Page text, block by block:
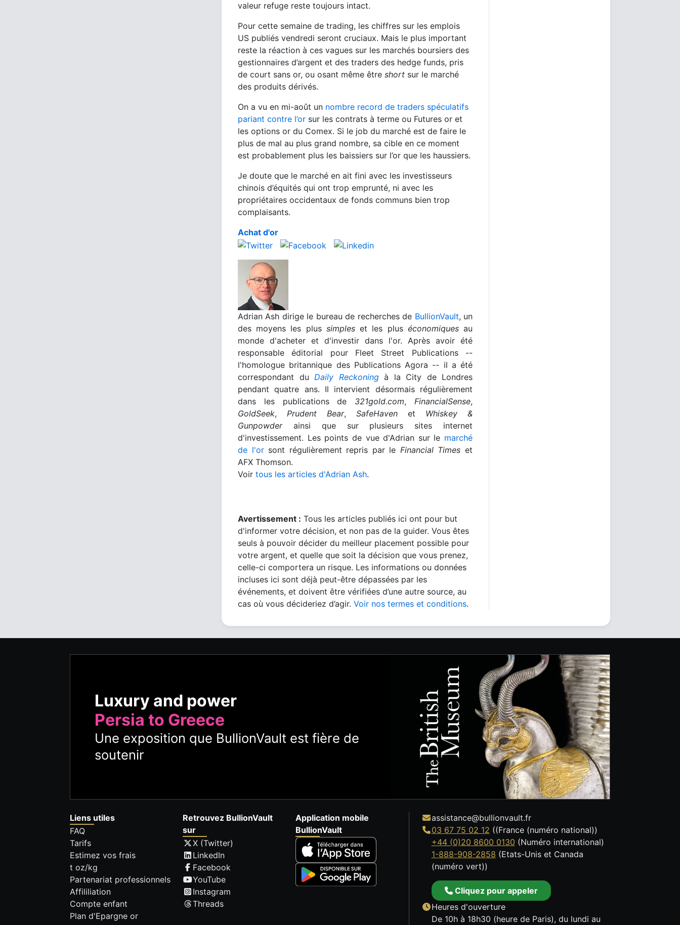
valeur refuge reste toujours intact.
Pour cette semaine de trading, les chiffres sur les emplois
US publiés vendredi seront cruciaux. Mais le plus important
reste la réaction à ces vagues sur les marchés boursiers des
gestionnaires d’argent et des traders des hedge funds, pris
de court sans or, ou osant même être short sur le marché
des produits dérivés.
On a vu en mi-août un nombre record de traders spéculatifs
pariant contre l’or sur les contrats à terme ou Futures or et
les options or du Comex. Si le job du marché est de faire le
plus de mal au plus grand nombre, sa cible en ce moment
est probablement plus les baissiers sur l’or que les haussiers.
Je doute que le marché en ait fini avec les investisseurs
chinois d’équités qui ont trop emprunté, ni avec les
propriétaires occidentaux de fonds communs bien trop
complaisants.
Achat d'or
Adrian Ash dirige le bureau de recherches de BullionVault, un
des moyens les plus simpleset les plus économiquesau
monde d'acheter et d'investir dans l'or. Après avoir été
responsable éditorial pour Fleet Street Publications --
l'homologue britannique des Publications Agora -- il a été
correspondant du Daily Reckoningà la City de Londres
pendant quatre ans. Il intervient désormais régulièrement
dans les publications de 321gold.com, FinancialSense,
GoldSeek, Prudent Bear, SafeHaven et Whiskey &
Gunpowderainsi que sur plusieurs sites internet
d'investissement. Les points de vue d'Adrian sur le marché
de l'orsont régulièrement repris par le Financial Times et
AFX Thomson.
Voir tous les articles d'Adrian Ash.
Avertissement : Tous les articles publiés ici ont pour but
d'informer votre décision, et non pas de la guider. Vous êtes
seuls à pouvoir décider du meilleur placement possible pour
votre argent, et quelle que soit la décision que vous prenez,
celle-ci comportera un risque. Les informations ou données
incluses ici sont déjà peut-être dépassées par les
événements, et doivent être vérifiées d’une autre source, au
cas où vous décideriez d’agir. Voir nos termes et conditions.
Luxury and power
Persia to Greece
Une exposition que BullionVault est fière de
soutenir
Liens utiles
FAQ
Tarifs
Estimez vos frais
t oz/kg
Partenariat professionnels
Affililiation
Compte enfant
Plan d'Epargne or
Retrouvez BullionVault
sur
X (Twitter)
LinkedIn
Facebook
YouTube
Instagram
Threads
Application mobile
BullionVault
assistance@bullionvault.fr
03 67 75 02 12 ((France (numéro national))
+44 (0)20 8600 0130 (Numéro international)
1-888-908-2858 (Etats-Unis et Canada
(numéro vert))
Cliquez pour appeler
Heures d'ouverture
De 10h à 18h30 (heure de Paris), du lundi au